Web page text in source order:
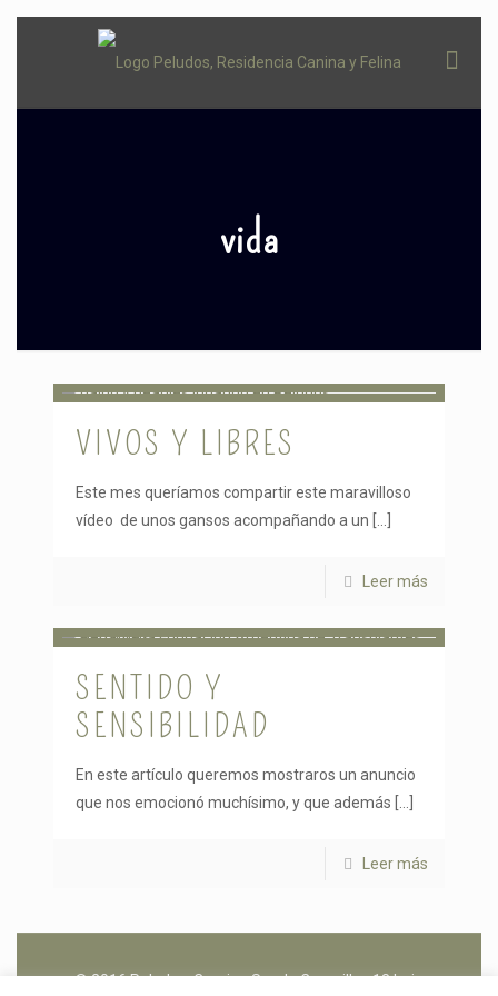
vida
VIVOS Y LIBRES
Este mes queríamos compartir este maravilloso
vídeo de unos gansos acompañando a un
Leer más
SENTIDO Y
SENSIBILIDAD
En este artículo queremos mostraros un anuncio
que nos emocionó muchísimo, y que además
Leer más
© 2016 Peludos. Camino Senda Coronillas 18 bajo